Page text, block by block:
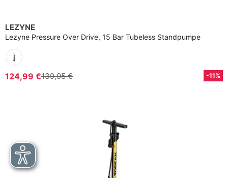
LEZYNE
Lezyne Pressure Over Drive, 15 Bar Tubeless Standpumpe
124,99 €139,95 € -11%